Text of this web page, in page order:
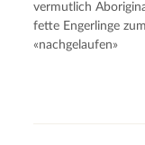
vermutlich
fette Engerlinge
«nachgelaufen»